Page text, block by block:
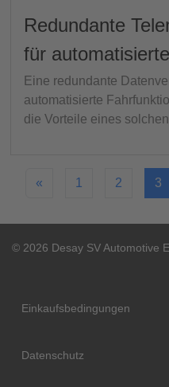
Redundante
für
Eine redundante
automatisierte
die Vorteile eines
« 1 2 3
© 2026 Desay SV Automotive
Einkaufsbedingungen
Datenschutz